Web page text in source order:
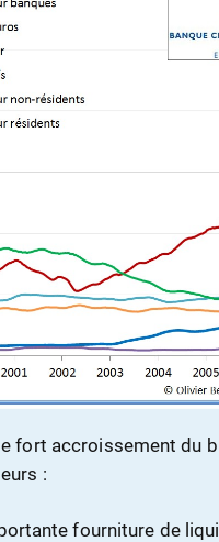
fort accroissement du
:
fourniture de